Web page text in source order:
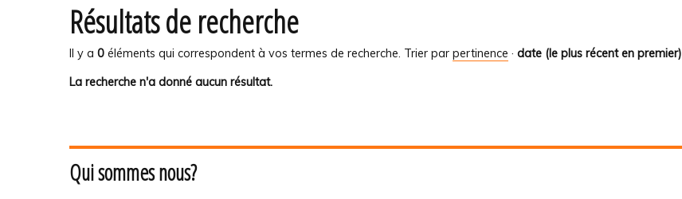
Résultats de recherche
Il y a 0 éléments qui correspondent à vos termes de recherche. Trier par pertinence · date (le plus récent en premier)
La recherche n'a donné aucun résultat.
Qui sommes nous?